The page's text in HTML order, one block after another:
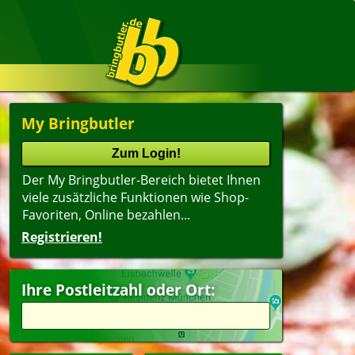
My Bringbutler
Der My Bringbutler-Bereich bietet Ihnen
viele zusätzliche Funktionen wie Shop-
Favoriten, Online bezahlen...
Registrieren!
Ihre Postleitzahl oder Ort: